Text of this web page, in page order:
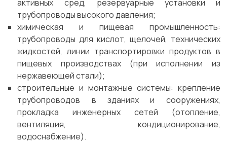
активных сред, резервуарные установки и
трубопроводы высокого давления;
химическая и пищевая промышленность:
трубопроводы для кислот, щелочей, технических
жидкостей, линии транспортировки продуктов в
пищевых производствах (при исполнении из
нержавеющей стали);
строительные и монтажные системы: крепление
трубопроводов в зданиях и сооружениях,
прокладка инженерных сетей (отопление,
вентиляция, кондиционирование,
водоснабжение).